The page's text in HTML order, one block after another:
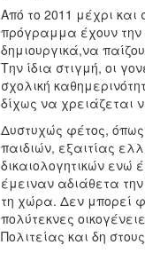
Από το 2011 μέχρι
πρόγραμμα έχουν την
δημιουργικά,να
Την ίδια στιγμή, οι
σχολική
δίχως να χρειάζεται
Δυστυχώς φέτος,
παιδιών, εξαιτίας
δικαιολογητικών ενώ
έμειναν αδιάθετα
τη χώρα. Δεν μπορεί
πολύτεκνες
Πολιτείας και δη